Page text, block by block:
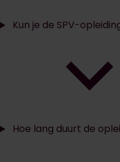
Kun je de SPV-
Hoe lang duurt de